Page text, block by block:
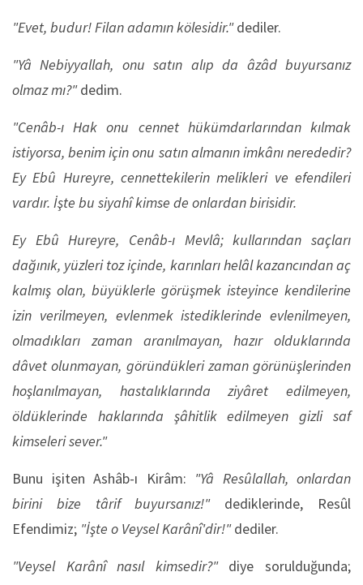
"Evet, budur! Filan adamın kölesidir."dediler.
"Yâ Nebiyyallah, onu satın alıp da âzâd buyursanız
olmaz mı?"dedim.
"Cenâb-ı Hak onu cennet hükümdarlarından kılmak
istiyorsa, benim için onu satın almanın imkânı nerededir?
Ey Ebû Hureyre, cennettekilerin melikleri ve efendileri
vardır. İşte bu siyahî kimse de onlardan birisidir.
Ey Ebû Hureyre, Cenâb-ı Mevlâ; kullarından saçları
dağınık, yüzleri toz içinde, karınları helâl kazancından aç
kalmış olan, büyüklerle görüşmek isteyince kendilerine
izin verilmeyen, evlenmek istediklerinde evlenilmeyen,
olmadıkları zaman aranılmayan, hazır olduklarında
dâvet olunmayan, göründükleri zaman görünüşlerinden
hoşlanılmayan, hastalıklarında ziyâret edilmeyen,
öldüklerinde haklarında şâhitlik edilmeyen gizli saf
kimseleri sever."
Bunu işiten Ashâb-ı Kirâm: "Yâ Resûlallah, onlardan
birini bize târif buyursanız!"dediklerinde, Resûl
Efendimiz; "İşte o Veysel Karânî'dir!"dediler.
"Veysel Karânî nasıl kimsedir?" diye sorulduğunda;